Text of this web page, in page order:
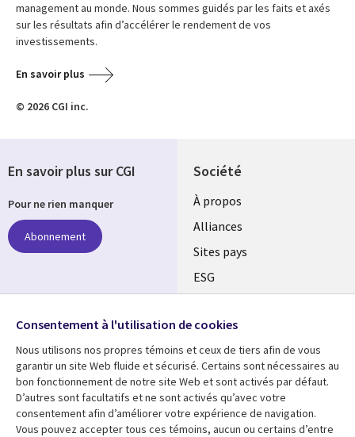
management au monde. Nous sommes guidés par les faits et axés
sur les résultats afin d’accélérer le rendement de vos
investissements.
En savoir plus
© 2026 CGI inc.
Société
À propos
Alliances
Sites pays
ESG
Fusions
Salle de presse
Ressources Support
En savoir plus sur CGI
Pour ne rien manquer
Abonnement
Suivez-nous
Social
Media
Global
FR
Consentement à l'utilisation de cookies
Nous utilisons nos propres témoins et ceux de tiers afin de vous
garantir un site Web fluide et sécurisé. Certains sont nécessaires au
bon fonctionnement de notre site Web et sont activés par défaut.
D’autres sont facultatifs et ne sont activés qu’avec votre
consentement afin d’améliorer votre expérience de navigation.
Vous pouvez accepter tous ces témoins, aucun ou certains d’entre